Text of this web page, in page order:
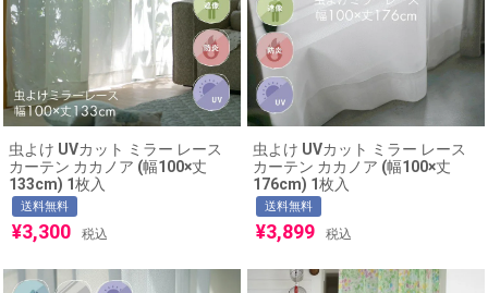
虫よけ UVカット ミラー レース
カーテン カカノア (幅100×丈
133cm) 1枚入
送料無料
¥3,300 税込
虫よけ UVカット ミラー レース
カーテン カカノア (幅100×丈
176cm) 1枚入
送料無料
¥3,899 税込